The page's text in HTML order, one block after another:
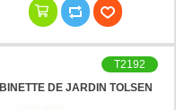
BINETTE DE JARDIN TOLSEN
T2192